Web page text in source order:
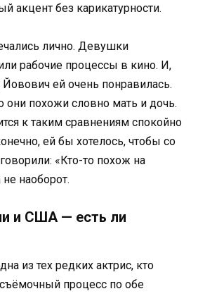
акцент без карикатурности.
лично. Девушки
рабочие процессы в кино. И,
ей очень понравилась.
они похожи словно мать и дочь.
к таким сравнениям спокойно
ей бы хотелось, чтобы со
«Кто-то похож на
наоборот.
и США — есть ли
из тех редких актрис, кто
процесс по обе